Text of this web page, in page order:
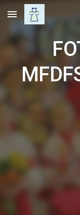
Skip to main content